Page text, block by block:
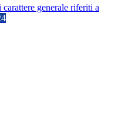
generale riferiti a